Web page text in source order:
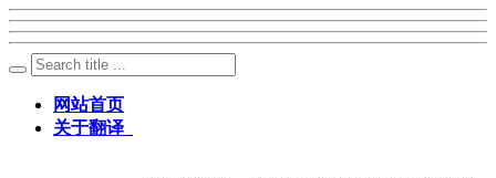
网站首页
关于翻译